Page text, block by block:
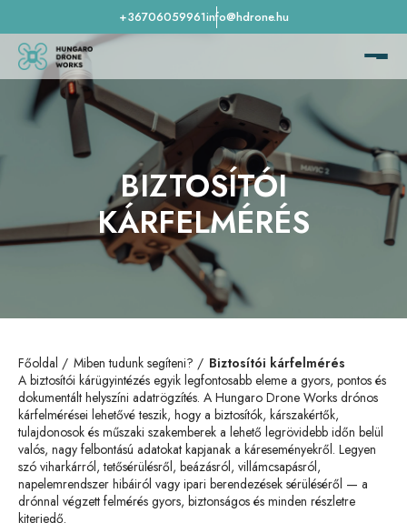
+36706059961info@hdrone.hu
BIZTOSÍTÓI
KÁRFELMÉRÉS
Főoldal Miben tudunk segíteni?
Biztosítói kárfelmérés
A biztosítói kárügyintézés egyik legfontosabb eleme a gyors, pontos és
dokumentált helyszíni adatrögzítés. A Hungaro Drone Works drónos
kárfelmérései lehetővé teszik, hogy a biztosítók, kárszakértők,
tulajdonosok és műszaki szakemberek a lehető legrövidebb időn belül
valós, nagy felbontású adatokat kapjanak a káreseményekről. Legyen
szó viharkárról, tetősérülésről, beázásról, villámcsapásról,
napelemrendszer hibáiról vagy ipari berendezések sérüléséről — a
drónnal végzett felmérés gyors, biztonságos és minden részletre
kiterjedő.